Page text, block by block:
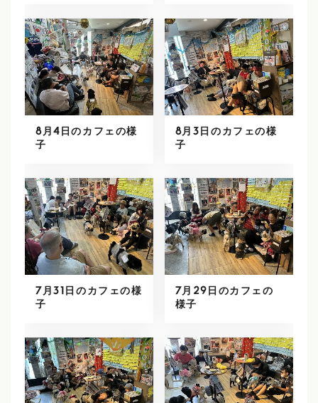
8月4日のカフェの様
子
8月3日のカフェの様
子
7月31日のカフェの様
子
7月29日のカフェの
様子